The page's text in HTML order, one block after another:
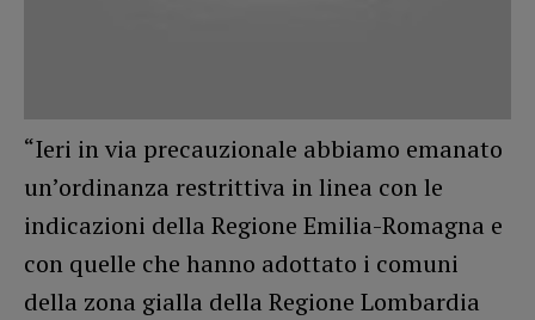
“Ieri in via precauzionale abbiamo emanato
un’ordinanza restrittiva in linea con le
indicazioni della Regione Emilia-Romagna e
con quelle che hanno adottato i comuni
della zona gialla della Regione Lombardia